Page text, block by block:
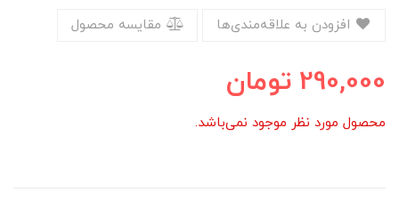
مقایسه محصول
290,000 تومان
محصول مورد نظر موجود نمی‌باشد.